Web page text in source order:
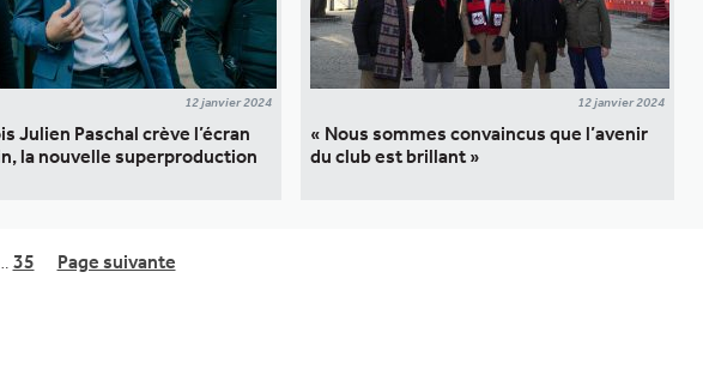
12 janvier 2024
Julien Paschal crève l’écran
la nouvelle superproduction
12 janvier 2024
« Nous sommes convaincus que l’avenir
du club est brillant »
35 Page suivante